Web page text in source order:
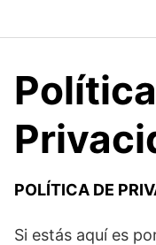
POLÍTICA DE
Si estás aquí es